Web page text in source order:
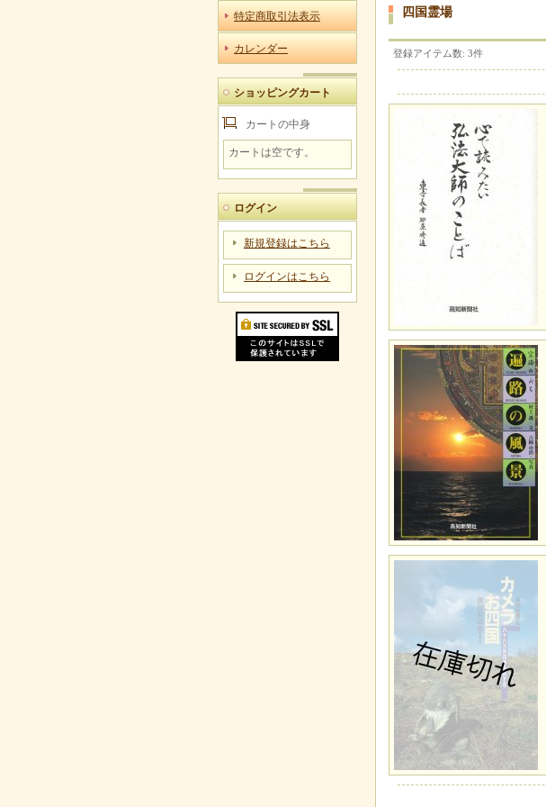
特定商取引法表示
カレンダー
ショッピングカート
カートの中身
カートは空です。
ログイン
新規登録はこちら
ログインはこちら
四国霊場
登録アイテム数: 3件